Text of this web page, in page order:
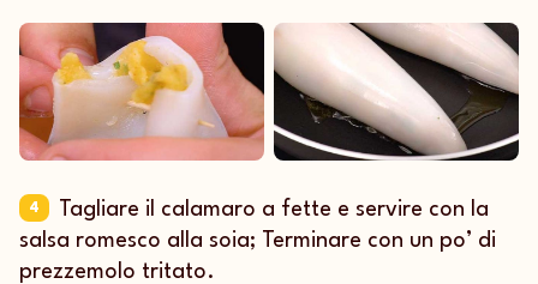
4
Tagliare il calamaro a fette e servire con la
salsa romesco alla soia; Terminare con un po’ di
prezzemolo tritato.